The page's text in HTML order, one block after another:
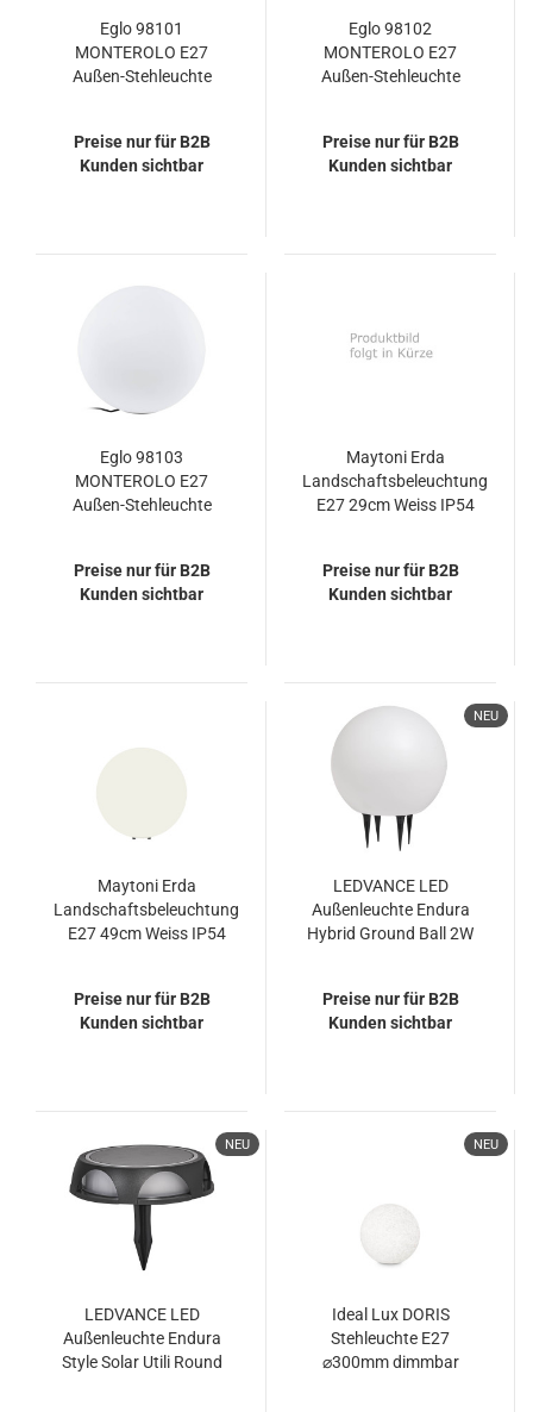
Eglo 98101
MONTEROLO E27
Außen-Stehleuchte
Preise nur für B2B
Kunden sichtbar
Eglo 98102
MONTEROLO E27
Außen-Stehleuchte
Preise nur für B2B
Kunden sichtbar
Eglo 98103
MONTEROLO E27
Außen-Stehleuchte
Preise nur für B2B
Kunden sichtbar
Maytoni Erda
Landschaftsbeleuchtung
E27 29cm Weiss IP54
Preise nur für B2B
Kunden sichtbar
Maytoni Erda
Landschaftsbeleuchtung
E27 49cm Weiss IP54
Preise nur für B2B
Kunden sichtbar
NEU
LEDVANCE LED
Außenleuchte Endura
Hybrid Ground Ball 2W
Preise nur für B2B
Kunden sichtbar
NEU
LEDVANCE LED
Außenleuchte Endura
Style Solar Utili Round
NEU
Ideal Lux DORIS
Stehleuchte E27
⌀300mm dimmbar